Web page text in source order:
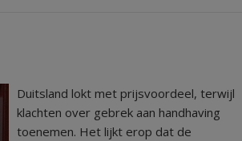
Duitsland lokt met prijsvoordeel, terwijl
klachten over gebrek aan handhaving
toenemen. Het lijkt erop dat de